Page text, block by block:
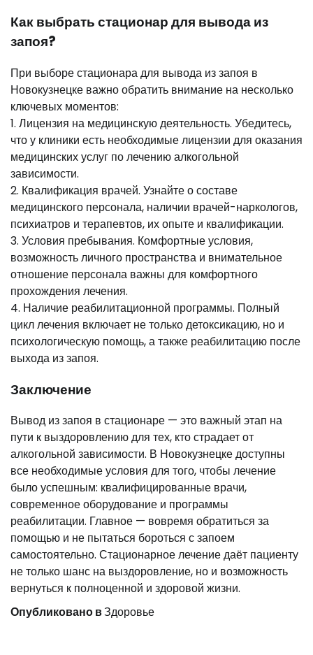
Как выбрать стационар для вывода из
запоя?
При выборе стационара для вывода из запоя в
Новокузнецке важно обратить внимание на несколько
ключевых моментов:
1. Лицензия на медицинскую деятельность. Убедитесь,
что у клиники есть необходимые лицензии для оказания
медицинских услуг по лечению алкогольной
зависимости.
2. Квалификация врачей. Узнайте о составе
медицинского персонала, наличии врачей-наркологов,
психиатров и терапевтов, их опыте и квалификации.
3. Условия пребывания. Комфортные условия,
возможность личного пространства и внимательное
отношение персонала важны для комфортного
прохождения лечения.
4. Наличие реабилитационной программы. Полный
цикл лечения включает не только детоксикацию, но и
психологическую помощь, а также реабилитацию после
выхода из запоя.
Заключение
Вывод из запоя в стационаре — это важный этап на
пути к выздоровлению для тех, кто страдает от
алкогольной зависимости. В Новокузнецке доступны
все необходимые условия для того, чтобы лечение
было успешным: квалифицированные врачи,
современное оборудование и программы
реабилитации. Главное — вовремя обратиться за
помощью и не пытаться бороться с запоем
самостоятельно. Стационарное лечение даёт пациенту
не только шанс на выздоровление, но и возможность
вернуться к полноценной и здоровой жизни.
Опубликовано вЗдоровье